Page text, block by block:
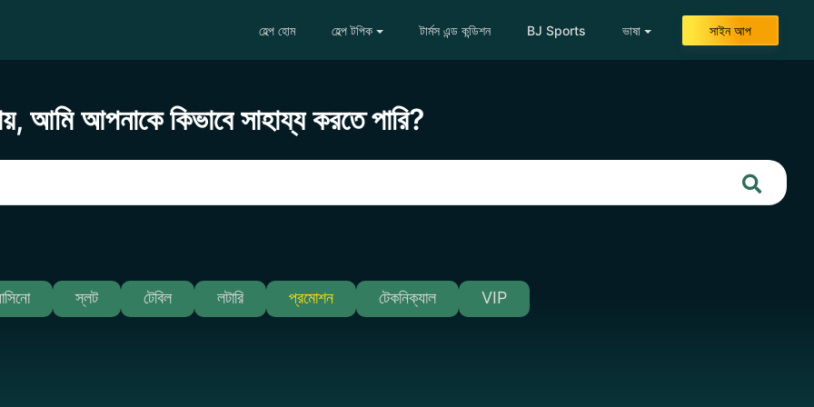
হেল্প হোম হেল্প টপিক টার্মস এন্ড কন্ডিশন BJ Sports ভাষা সাইন আপ
আমি আপনাকে কিভাবে সাহায্য করতে পারি?
স্লট টেবিল লটারি প্রমোশন টেকনিক্যাল VIP